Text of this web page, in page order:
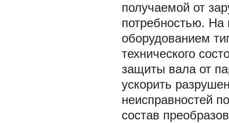
получаемой от
потребностью. На
оборудованием
технического
защиты вала от
ускорить
неисправностей
состав